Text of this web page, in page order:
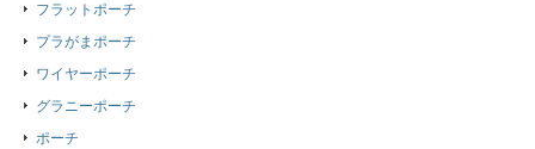
フラットポーチ
プラがまポーチ
ワイヤーポーチ
グラニーポーチ
ポーチ